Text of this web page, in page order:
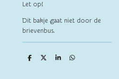
Let op!
Dit bakje gaat niet door de
brievenbus.
D
D
S
D